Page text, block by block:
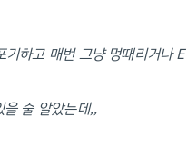
하고 매번 그냥 멍때리거나
줄 알았는데,,